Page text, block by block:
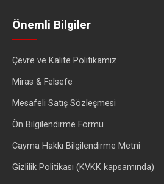
Önemli Bilgiler
Çevre ve Kalite Politikamız
Miras & Felsefe
Mesafeli Satış Sözleşmesi
Ön Bilgilendirme Formu
Cayma Hakkı Bilgilendirme Metni
Gizlilik Politikası (KVKK kapsamında)